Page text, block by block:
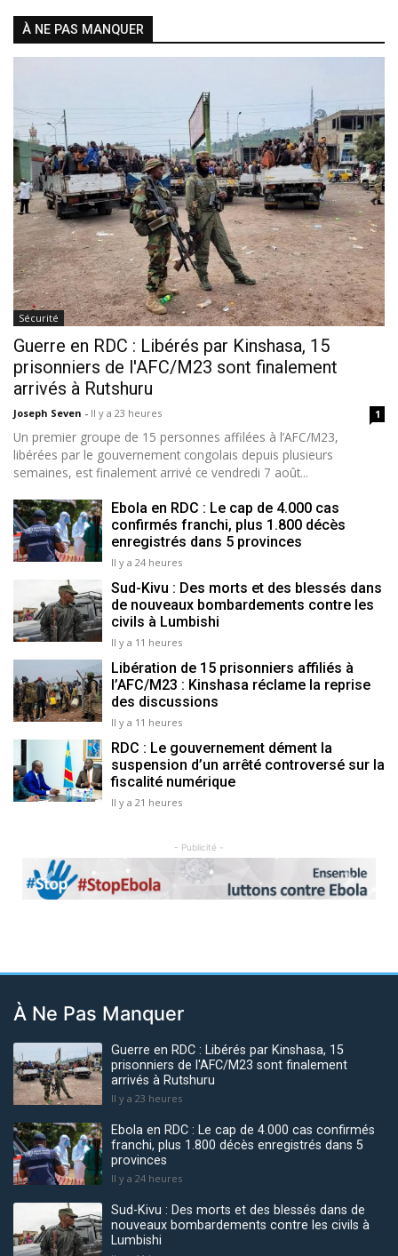
À NE PAS MANQUER
Sécurité
Guerre en RDC : Libérés par Kinshasa, 15
prisonniers de l'AFC/M23 sont finalement
arrivés à Rutshuru
Joseph Seven - Il y a 23 heures 1
Un premier groupe de 15 personnes affilées à l’AFC/M23,
libérées par le gouvernement congolais depuis plusieurs
semaines, est finalement arrivé ce vendredi 7 août...
Ebola en RDC : Le cap de 4.000 cas
confirmés franchi, plus 1.800 décès
enregistrés dans 5 provinces
Il y a 24 heures
Sud-Kivu : Des morts et des blessés dans
de nouveaux bombardements contre les
civils à Lumbishi
Il y a 11 heures
Libération de 15 prisonniers affiliés à
l’AFC/M23 : Kinshasa réclame la reprise
des discussions
Il y a 11 heures
RDC : Le gouvernement dément la
suspension d’un arrêté controversé sur la
fiscalité numérique
Il y a 21 heures
- Publicité -
Previous Next
À Ne Pas Manquer
Guerre en RDC : Libérés par Kinshasa, 15
prisonniers de l'AFC/M23 sont finalement
arrivés à Rutshuru
Il y a 23 heures
Ebola en RDC : Le cap de 4.000 cas confirmés
franchi, plus 1.800 décès enregistrés dans 5
provinces
Il y a 24 heures
Sud-Kivu : Des morts et des blessés dans de
nouveaux bombardements contre les civils à
Lumbishi